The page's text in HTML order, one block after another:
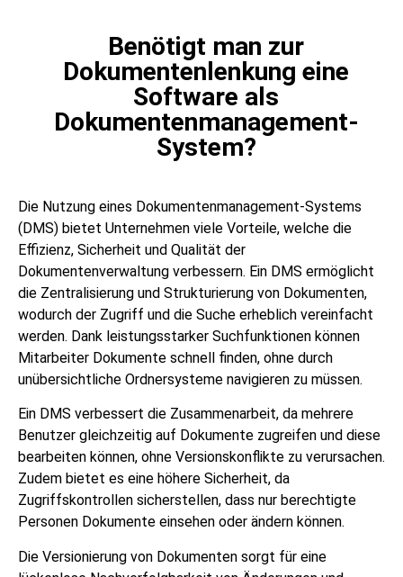
Benötigt man zur
Dokumentenlenkung eine
Software als
Dokumentenmanagement-
System?
Die Nutzung eines Dokumentenmanagement-Systems
(DMS) bietet Unternehmen viele Vorteile, welche die
Effizienz, Sicherheit und Qualität der
Dokumentenverwaltung verbessern. Ein DMS ermöglicht
die Zentralisierung und Strukturierung von Dokumenten,
wodurch der Zugriff und die Suche erheblich vereinfacht
werden. Dank leistungsstarker Suchfunktionen können
Mitarbeiter Dokumente schnell finden, ohne durch
unübersichtliche Ordnersysteme navigieren zu müssen.
Ein DMS verbessert die Zusammenarbeit, da mehrere
Benutzer gleichzeitig auf Dokumente zugreifen und diese
bearbeiten können, ohne Versionskonflikte zu verursachen.
Zudem bietet es eine höhere Sicherheit, da
Zugriffskontrollen sicherstellen, dass nur berechtigte
Personen Dokumente einsehen oder ändern können.
Die Versionierung von Dokumenten sorgt für eine